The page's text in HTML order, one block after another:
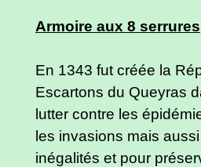
Armoire aux 8 serrures
En 1343 fut créée la
Escartons du Queyras
lutter contre les
les invasions mais
inégalités et pour